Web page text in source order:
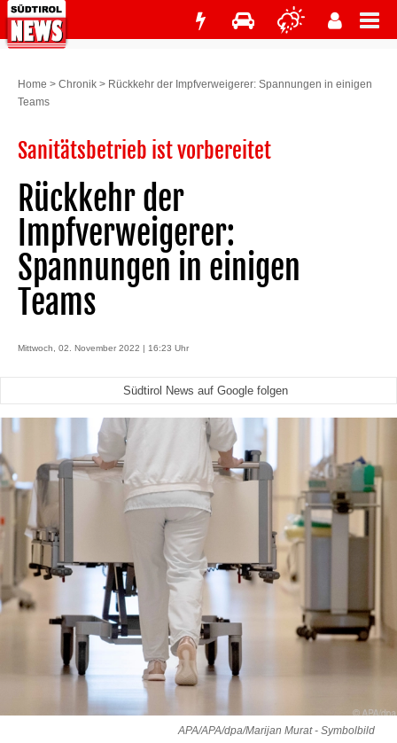
Home > Chronik > Rückkehr der Impfverweigerer: Spannungen in einigen
Teams
Sanitätsbetrieb ist vorbereitet
Rückkehr der
Impfverweigerer:
Spannungen in einigen
Teams
Mittwoch, 02. November 2022 | 16:23 Uhr
Südtirol News auf Google folgen
APA/APA/dpa/Marijan Murat - Symbolbild